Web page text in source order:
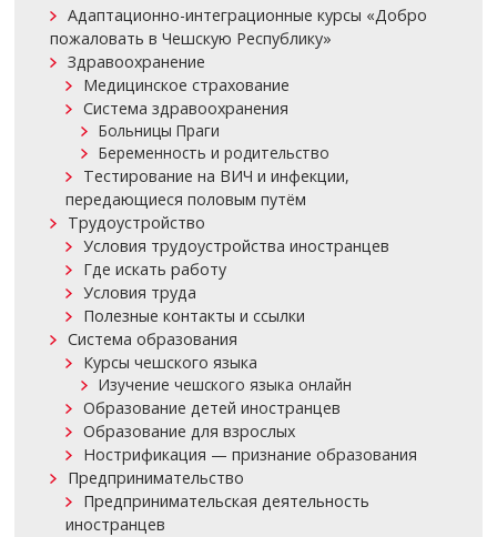
Адаптационно-интеграционные курсы «Добро
пожаловать в Чешскую Республику»
Здравоохранение
Медицинское страхование
Система здравоохранения
Больницы Праги
Беременность и родительство
Тестирование на ВИЧ и инфекции,
передающиеся половым путём
Трудоустройство
Условия трудоустройства иностранцев
Где искать работу
Условия труда
Полезные контакты и ссылки
Система образования
Курсы чешского языка
Изучение чешского языка онлайн
Образование детей иностранцев
Образование для взрослых
Нострификация — признание образования
Предпринимательство
Предпринимательская деятельность
иностранцев